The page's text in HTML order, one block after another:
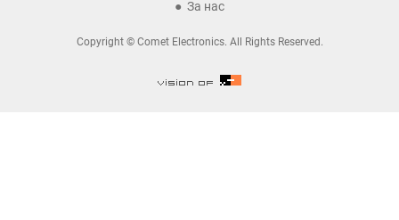
За нас
Copyright © Comet Electronics. All Rights Reserved.